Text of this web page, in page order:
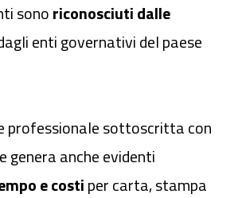
sonoriconosciuti dalle
enti governativi del paese
professionale sottoscritta con
genera anche evidenti
e costiper carta, stampa